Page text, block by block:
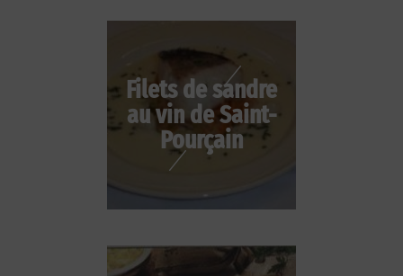
Filets de sandre
au vin de Saint-
Pourçain